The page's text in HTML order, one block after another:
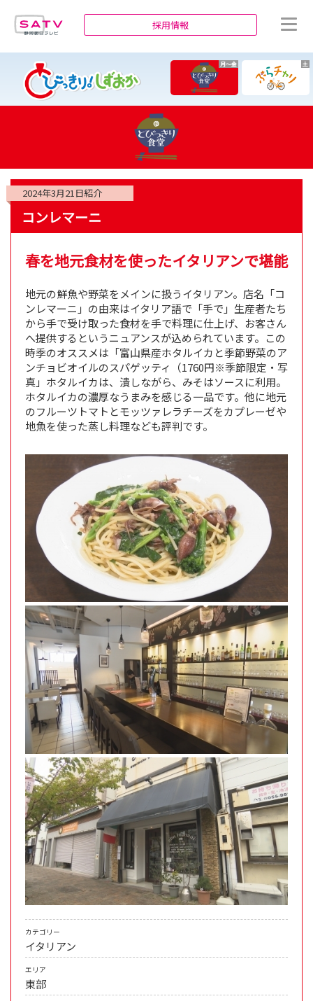
採用情報
月～金 土
2024年3月21日紹介
コンレマーニ
春を地元食材を使ったイタリアンで堪能
地元の鮮魚や野菜をメインに扱うイタリアン。店名「コ
ンレマーニ」の由来はイタリア語で「手で」生産者たち
から手で受け取った食材を手で料理に仕上げ、お客さん
へ提供するというニュアンスが込められています。この
時季のオススメは「富山県産ホタルイカと季節野菜のア
ンチョビオイルのスパゲッティ（1760円※季節限定・写
真」ホタルイカは、潰しながら、みそはソースに利用。
ホタルイカの濃厚なうまみを感じる一品です。他に地元
のフルーツトマトとモッツァレラチーズをカプレーゼや
地魚を使った蒸し料理なども評判です。
カテゴリー
イタリアン
エリア
東部